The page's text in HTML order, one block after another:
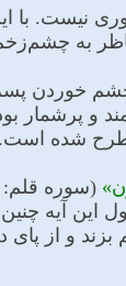
نیست. با
به
خوردن
و پرشمار
مطرح شده
(سوره قلم: 51) نیز بسیارى از مفسران
این آیه
بزند و از